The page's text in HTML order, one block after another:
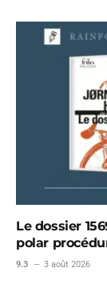
Le dossier
polar
9.3 3 août 2026